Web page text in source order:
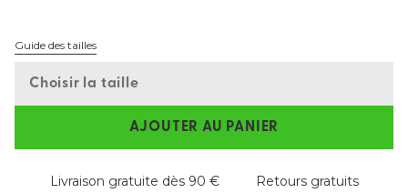
Guide des tailles
Choisir la taille
AJOUTER AU PANIER
Livraison gratuite dès 90 € Retours gratuits